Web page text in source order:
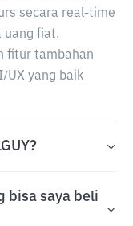
secara real-time
uang fiat.
fitur tambahan
UX yang baik
bisa saya beli